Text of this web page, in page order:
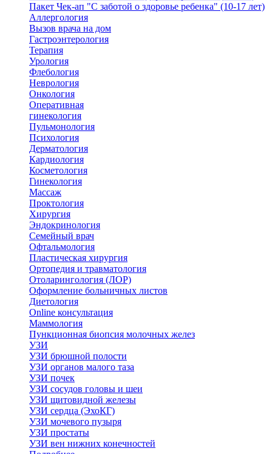
Пакет Чек-ап "С заботой о здоровье ребенка" (10-17 лет)
Аллергология
Вызов врача на дом
Гастроэнтерология
Терапия
Урология
Флебология
Неврология
Онкология
Оперативная
гинекология
Пульмонология
Психология
Дерматология
Кардиология
Косметология
Гинекология
Массаж
Проктология
Хирургия
Эндокринология
Семейный врач
Офтальмология
Пластическая хирургия
Ортопедия и травматология
Отоларингология (ЛОР)
Оформление больничных листов
Диетология
Online консультация
Маммология
Пункционная биопсия молочных желез
УЗИ
УЗИ брюшной полости
УЗИ органов малого таза
УЗИ почек
УЗИ сосудов головы и шеи
УЗИ щитовидной железы
УЗИ сердца (ЭхоКГ)
УЗИ мочевого пузыря
УЗИ простаты
УЗИ вен нижних конечностей